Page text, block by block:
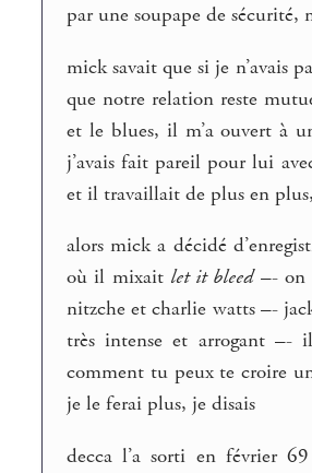
par une soupape de sécurité,
mick savait que si je n’avais
que notre relation reste
et le blues, il m’a ouvert à
j’avais fait pareil pour lui
et il travaillait de plus en
alors mick a décidé
où il mixait let it bleed–- on
nitzche et charlie watts –-
très intense et arrogant
comment tu peux te croire
je le ferai plus, je disais
decca l’a sorti en février